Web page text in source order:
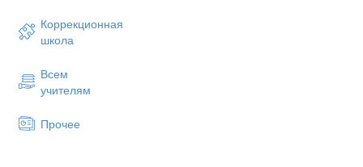
Коррекционная
школа
Всем
учителям
Прочее